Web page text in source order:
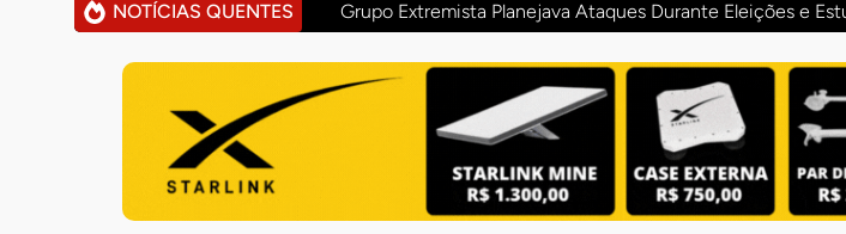
NOTÍCIAS QUENTES Grupo Extremista Planejava Ataques Durante Eleições e